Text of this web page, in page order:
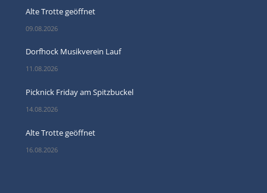
Alte Trotte geöffnet
09.08.2026
Dorfhock Musikverein Lauf
11.08.2026
Picknick Friday am Spitzbuckel
14.08.2026
Alte Trotte geöffnet
16.08.2026